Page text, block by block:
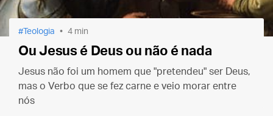
Teologia 4 min
Ou Jesus é Deus ou não é nada
Jesus não foi um homem que "pretendeu" ser Deus,
mas o Verbo que se fez carne e veio morar entre
nós